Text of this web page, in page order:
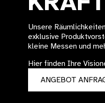
Unsere
exklusive
kleine Messen und
Hier finden Ihre
ANGEBOT